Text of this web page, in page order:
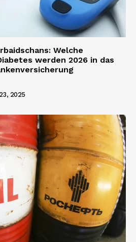
Week
PRO
NOW
Welche
werden 2026 in das
2025